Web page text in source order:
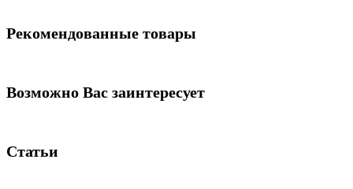
Рекомендованные товары
Возможно Вас заинтересует
Статьи